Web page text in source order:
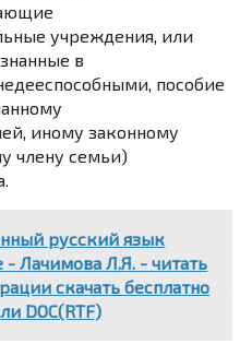
учреждения, или
в
пособие
иному законному
члену семьи)
русский язык
Лачимова Л.Я. - читать
скачать бесплатно
DOC(RTF)